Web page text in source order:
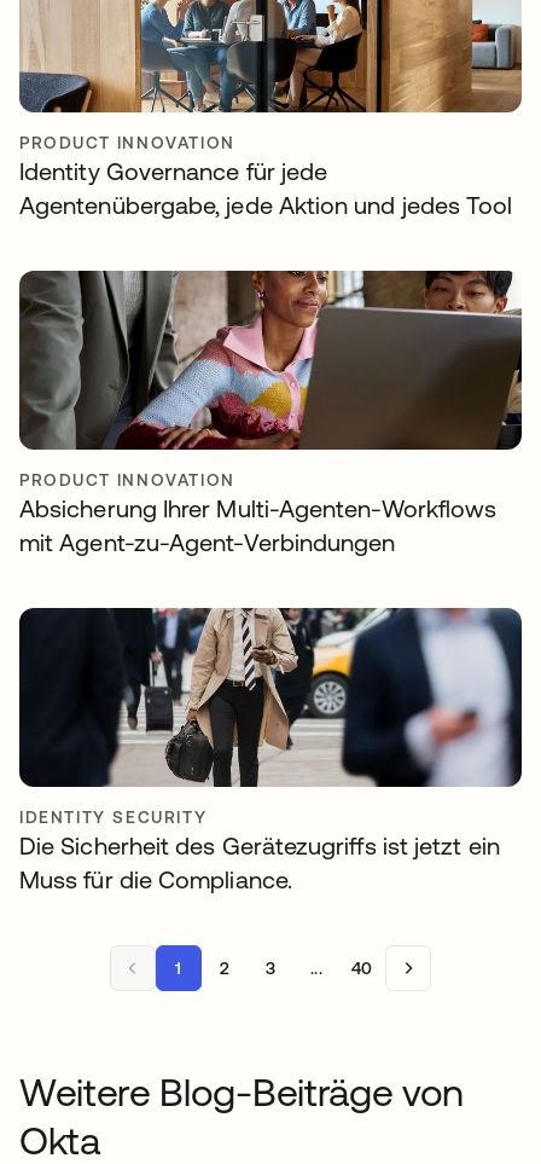
PRODUCT INNOVATION
Identity Governance für jede
Agentenübergabe, jede Aktion und jedes Tool
PRODUCT INNOVATION
Absicherung Ihrer Multi-Agenten-Workflows
mit Agent-zu-Agent-Verbindungen
IDENTITY SECURITY
Die Sicherheit des Gerätezugriffs ist jetzt ein
Muss für die Compliance.
1 2 3 ... 40
Weitere Blog-Beiträge von
Okta